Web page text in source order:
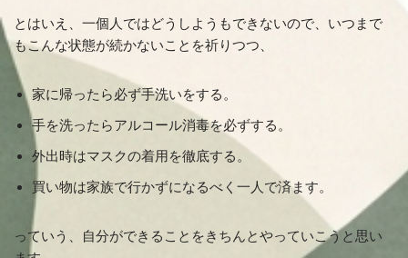
とはいえ、一個人ではどうしようもできないので、いつまで
もこんな状態が続かないことを祈りつつ、
家に帰ったら必ず手洗いをする。
手を洗ったらアルコール消毒を必ずする。
外出時はマスクの着用を徹底する。
買い物は家族で行かずになるべく一人で済ます。
っていう、自分ができることをきちんとやっていこうと思い